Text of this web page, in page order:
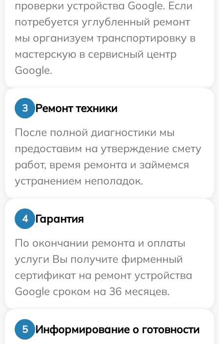
проверки устройства Google. Если
потребуется углубленный ремонт
мы организуем транспортировку в
мастерскую в сервисный центр
Google.
3
Ремонт техники
После полной диагностики мы
предоставим на утверждение смету
работ, время ремонта и займемся
устранением неполадок.
4
Гарантия
По окончании ремонта и оплаты
услуги Вы получите фирменный
сертификат на ремонт устройства
Google сроком на 36 месяцев.
5
Информирование о готовности